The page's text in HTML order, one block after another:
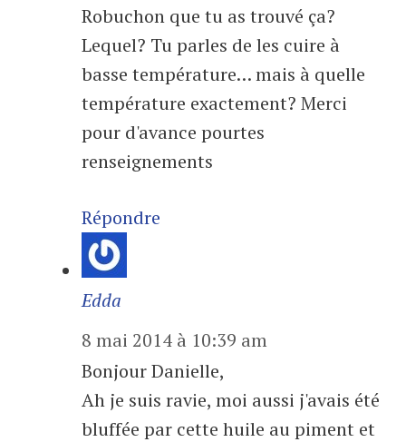
Robuchon que tu as trouvé ça?
Lequel? Tu parles de les cuire à
basse température… mais à quelle
température exactement? Merci
pour d'avance pourtes
renseignements
Répondre
Edda
8 mai 2014 à 10:39 am
Bonjour Danielle,
Ah je suis ravie, moi aussi j'avais été
bluffée par cette huile au piment et